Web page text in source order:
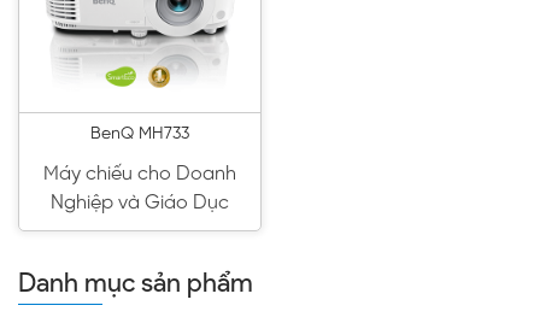
Danh mục sản phẩm
BenQ MH733
Máy chiếu cho Doanh
Nghiệp và Giáo Dục